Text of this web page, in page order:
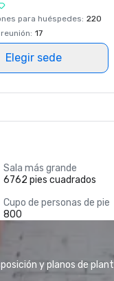
para huéspedes: 220
: 17
Elegir sede
Sala más grande
6762 pies cuadrados
Cupo de personas de pie
800
y planos de